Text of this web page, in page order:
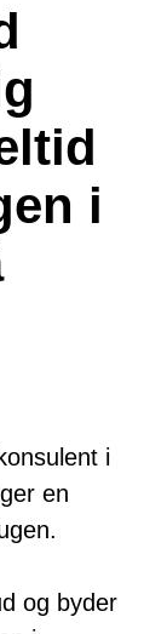
i
i
en
og byder